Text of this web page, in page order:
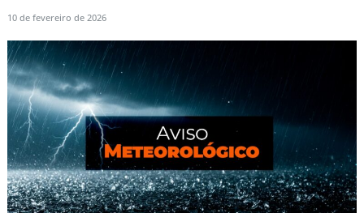
10 de fevereiro de 2026